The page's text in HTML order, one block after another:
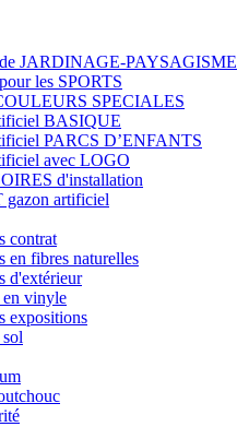
de JARDINAGE-PAYSAGISME
les SPORTS
SPECIALES
BASIQUE
PARCS D’ENFANTS
avec LOGO
d'installation
artificiel
contrat
en fibres naturelles
d'extérieur
vinyle
expositions